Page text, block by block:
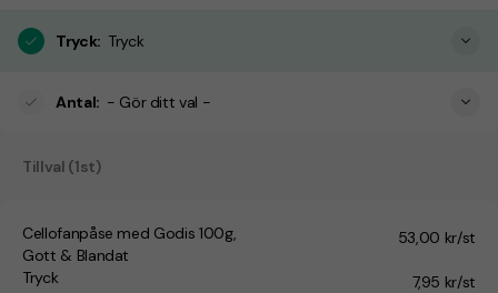
Tryck: Tryck
Antal: - Gör ditt val -
Tillval (1st)
Cellofanpåse med Godis 100g,
Gott & Blandat
53,00 kr/st
Tryck
7,95 kr/st